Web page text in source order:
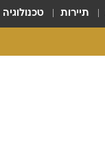
תיירות טכנולוגיה